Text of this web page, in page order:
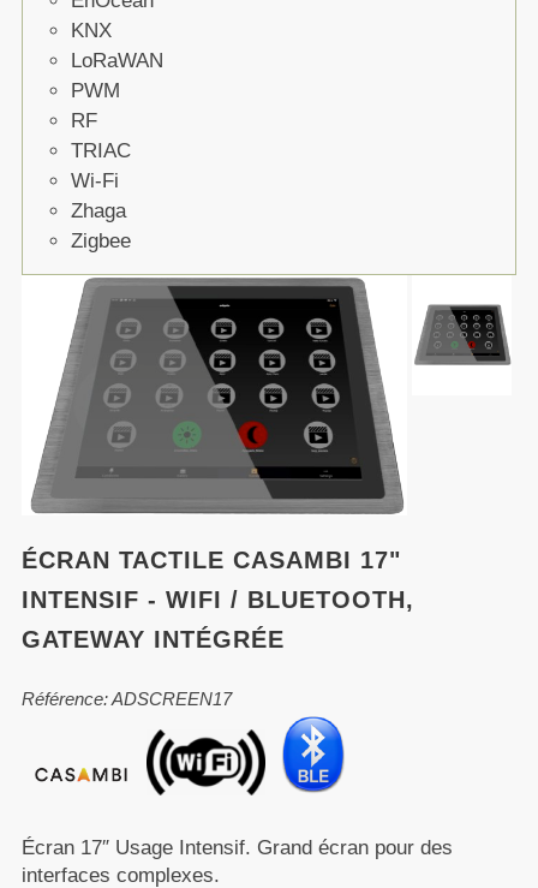
KNX
LoRaWAN
PWM
RF
TRIAC
Wi-Fi
Zhaga
Zigbee
ÉCRAN TACTILE CASAMBI 17"
INTENSIF - WIFI / BLUETOOTH,
GATEWAY INTÉGRÉE
Référence: ADSCREEN17
Écran 17″ Usage Intensif. Grand écran pour des
interfaces complexes.